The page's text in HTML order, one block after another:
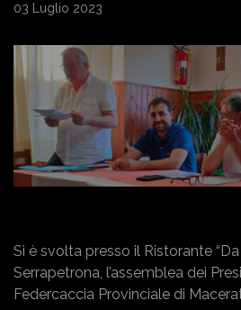
03 Luglio 2023
Si è svolta presso il Ristorante
Serrapetrona, l’assemblea dei
Federcaccia Provinciale di